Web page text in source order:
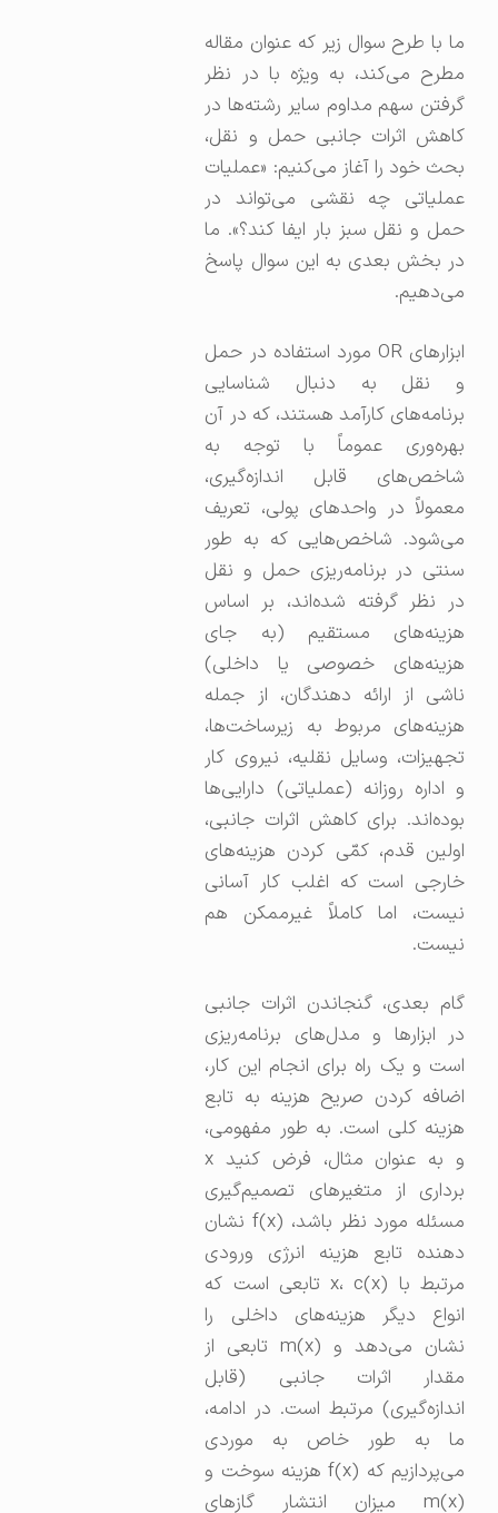
ما با طرح سوال زیر که عنوان مقاله
مطرح می‌کند، به ویژه با در نظر
گرفتن سهم مداوم سایر رشته‌ها در
کاهش اثرات جانبی حمل و نقل،
بحث خود را آغاز می‌کنیم: «عملیات
عملیاتی چه نقشی می‌تواند در
حمل و نقل سبز بار ایفا کند؟». ما
در بخش بعدی به این سوال پاسخ
می‌دهیم.
ابزارهای OR مورد استفاده در حمل
و نقل به دنبال شناسایی
برنامه‌های کارآمد هستند، که در آن
بهره‌وری عموماً با توجه به
شاخص‌های قابل اندازه‌گیری،
معمولاً در واحدهای پولی، تعریف
می‌شود. شاخص‌هایی که به طور
سنتی در برنامه‌ریزی حمل و نقل
در نظر گرفته شده‌اند، بر اساس
هزینه‌های مستقیم (به جای
هزینه‌های خصوصی یا داخلی)
ناشی از ارائه دهندگان، از جمله
هزینه‌های مربوط به زیرساخت‌ها،
تجهیزات، وسایل نقلیه، نیروی کار
و اداره روزانه (عملیاتی) دارایی‌ها
بوده‌اند. برای کاهش اثرات جانبی،
اولین قدم، کمّی کردن هزینه‌های
خارجی است که اغلب کار آسانی
نیست، اما کاملاً غیرممکن هم
نیست.
گام بعدی، گنجاندن اثرات جانبی
در ابزارها و مدل‌های برنامه‌ریزی
است و یک راه برای انجام این کار،
اضافه کردن صریح هزینه به تابع
هزینه کلی است. به طور مفهومی،
و به عنوان مثال، فرض کنید x
برداری از متغیرهای تصمیم‌گیری
مسئله مورد نظر باشد، f(x) نشان
دهنده تابع هزینه انرژی ورودی
مرتبط با x، c(x) تابعی است که
انواع دیگر هزینه‌های داخلی را
نشان می‌دهد و m(x) تابعی از
مقدار اثرات جانبی (قابل
اندازه‌گیری) مرتبط است. در ادامه،
ما به طور خاص به موردی
می‌پردازیم که f(x) هزینه سوخت و
m(x) میزان انتشار گازهای